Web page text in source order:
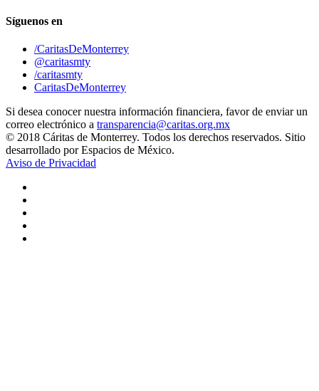
Síguenos en
/CaritasDeMonterrey
@caritasmty
/caritasmty
CaritasDeMonterrey
Si desea conocer nuestra información financiera, favor de enviar un
correo electrónico a transparencia@caritas.org.mx
© 2018 Cáritas de Monterrey. Todos los derechos reservados. Sitio
desarrollado por Espacios de México.
Aviso de Privacidad